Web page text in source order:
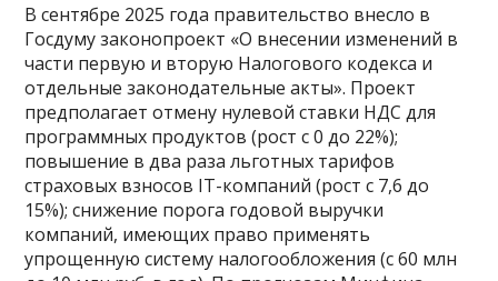
В сентябре 2025 года правительство внесло в
Госдуму законопроект «О внесении изменений в
части первую и вторую Налогового кодекса и
отдельные законодательные акты». Проект
предполагает отмену нулевой ставки НДС для
программных продуктов (рост с 0 до 22%);
повышение в два раза льготных тарифов
страховых взносов IT-компаний (рост с 7,6 до
15%); снижение порога годовой выручки
компаний, имеющих право применять
упрощенную систему налогообложения (с 60 млн